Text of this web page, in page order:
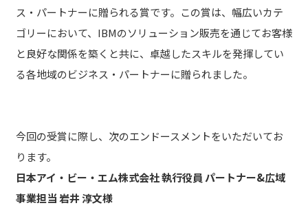
ス・パートナーに贈られる賞です。この賞は、幅広いカテ
ゴリーにおいて、IBMのソリューション販売を通じてお客様
と良好な関係を築くと共に、卓越したスキルを発揮してい
る各地域のビジネス・パートナーに贈られました。
今回の受賞に際し、次のエンドースメントをいただいてお
ります。
日本アイ・ビー・エム株式会社 執行役員 パートナー&広域
事業担当 岩井 淳文様